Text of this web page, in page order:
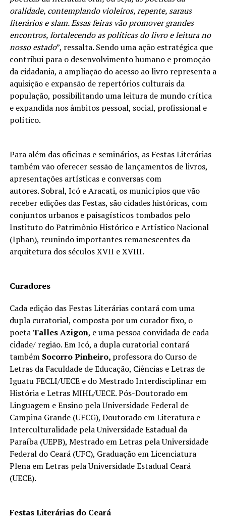
oralidade, contemplando violeiros, repente, saraus
literários e slam. Essas feiras vão promover grandes
encontros, fortalecendo as políticas do livro e leitura no
nosso estado”, ressalta. Sendo uma ação estratégica que
contribui para o desenvolvimento humano e promoção
da cidadania, a ampliação do acesso ao livro representa a
aquisição e expansão de repertórios culturais da
população, possibilitando uma leitura de mundo crítica
e expandida nos âmbitos pessoal, social, profissional e
político.
Para além das oficinas e seminários, as Festas Literárias
também vão oferecer sessão de lançamentos de livros,
apresentações artísticas e conversas com
autores. Sobral, Icó e Aracati, os municípios que vão
receber edições das Festas, são cidades históricas, com
conjuntos urbanos e paisagísticos tombados pelo
Instituto do Patrimônio Histórico e Artístico Nacional
(Iphan), reunindo importantes remanescentes da
arquitetura dos séculos XVII e XVIII.
Curadores
Cada edição das Festas Literárias contará com uma
dupla curatorial, composta por um curador fixo, o
poeta Talles Azigon, e uma pessoa convidada de cada
cidade/ região. Em Icó, a dupla curatorial contará
também Socorro Pinheiro, professora do Curso de
Letras da Faculdade de Educação, Ciências e Letras de
Iguatu FECLI/UECE e do Mestrado Interdisciplinar em
História e Letras MIHL/UECE. Pós-Doutorado em
Linguagem e Ensino pela Universidade Federal de
Campina Grande (UFCG), Doutorado em Literatura e
Interculturalidade pela Universidade Estadual da
Paraíba (UEPB), Mestrado em Letras pela Universidade
Federal do Ceará (UFC), Graduação em Licenciatura
Plena em Letras pela Universidade Estadual Ceará
(UECE).
Festas Literárias do Ceará